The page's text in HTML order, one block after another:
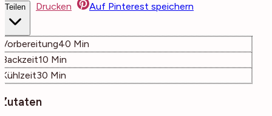
Teilen Drucken Auf Pinterest speichern
Vorbereitung40 Minuten
Min
Backzeit10 Minuten
Min
Kühlzeit30 Minuten
Min
Zutaten